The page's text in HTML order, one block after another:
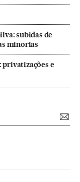
subidas de
minorias
e